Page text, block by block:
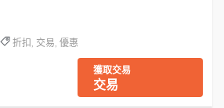
折扣, 交易, 優惠
獲取交易
交易